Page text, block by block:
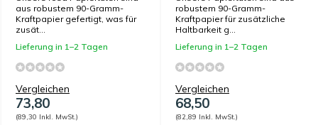
aus robustem 90-Gramm-
Kraftpapier gefertigt, was für
zusät...
Lieferung in 1–2 Tagen
Vergleichen
73,80
(89,30 Inkl. MwSt.)
robustem 90-Gramm-
Kraftpapier für zusätzliche
Haltbarkeit g...
Lieferung in 1–2 Tagen
Vergleichen
68,50
(82,89 Inkl. MwSt.)